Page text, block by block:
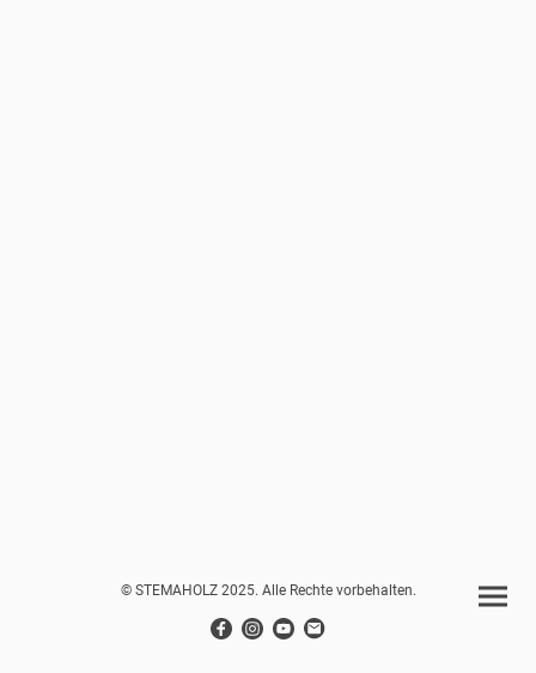
© STEMAHOLZ 2025. Alle Rechte vorbehalten.